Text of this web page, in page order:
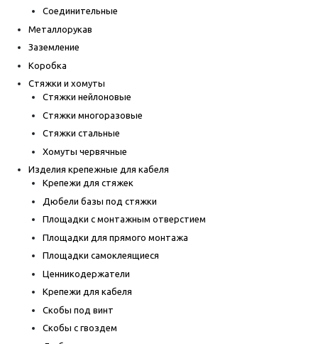
Соединительные
Металлорукав
Заземление
Коробка
Стяжки и хомуты
Стяжки нейлоновые
Стяжки многоразовые
Стяжки стальные
Хомуты червячные
Изделия крепежные для кабеля
Крепежи для стяжек
Дюбели базы под стяжки
Площадки с монтажным отверстием
Площадки для прямого монтажа
Площадки самоклеящиеся
Ценникодержатели
Крепежи для кабеля
Скобы под винт
Скобы с гвоздем